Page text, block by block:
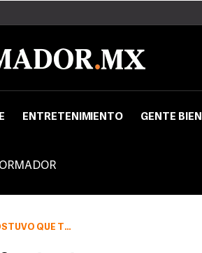
ENTRETENIMIENTO GENTE BIEN
EQUIPO DE ABOGADOS.